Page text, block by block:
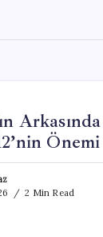
2 Min Read